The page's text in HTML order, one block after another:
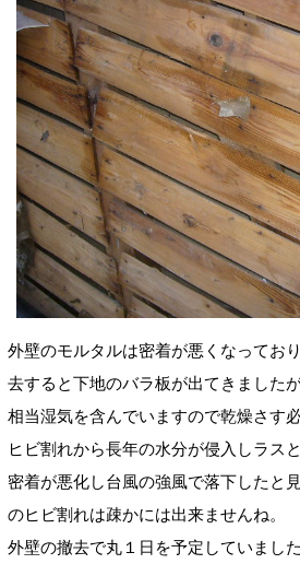
外壁のモルタルは密着が悪くなってお
去すると下地のバラ板が出てきました
相当湿気を含んでいますので乾燥さす
ヒビ割れから長年の水分が侵入しラス
密着が悪化し台風の強風で落下したと
のヒビ割れは疎かには出来ませんね。
外壁の撤去で丸１日を予定していまし